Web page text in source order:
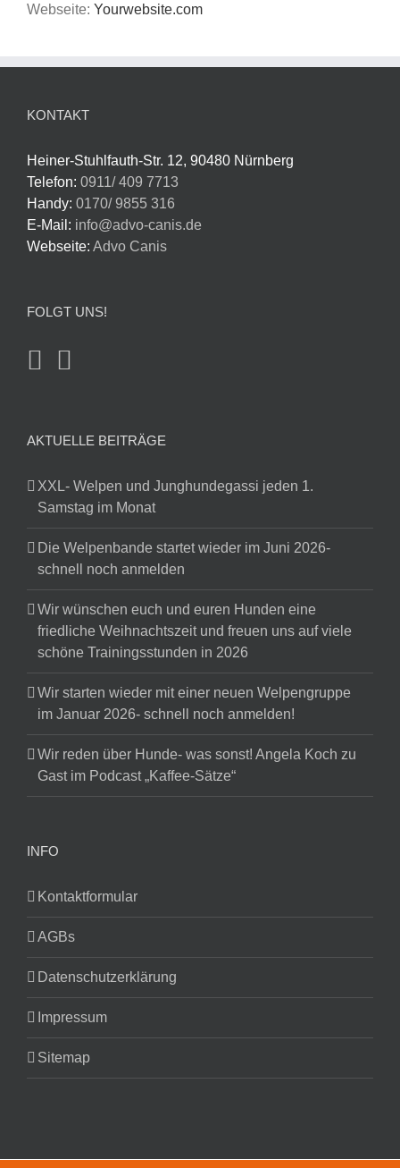
Webseite: Yourwebsite.com
KONTAKT
Heiner-Stuhlfauth-Str. 12, 90480 Nürnberg
Telefon: 0911/ 409 7713
Handy: 0170/ 9855 316
E-Mail: info@advo-canis.de
Webseite: Advo Canis
FOLGT UNS!
AKTUELLE BEITRÄGE
XXL- Welpen und Junghundegassi jeden 1.
Samstag im Monat
Die Welpenbande startet wieder im Juni 2026-
schnell noch anmelden
Wir wünschen euch und euren Hunden eine
friedliche Weihnachtszeit und freuen uns auf viele
schöne Trainingsstunden in 2026
Wir starten wieder mit einer neuen Welpengruppe
im Januar 2026- schnell noch anmelden!
Wir reden über Hunde- was sonst! Angela Koch zu
Gast im Podcast „Kaffee-Sätze“
INFO
Kontaktformular
AGBs
Datenschutzerklärung
Impressum
Sitemap